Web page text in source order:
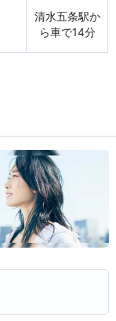
清水五条駅か
ら車で14分